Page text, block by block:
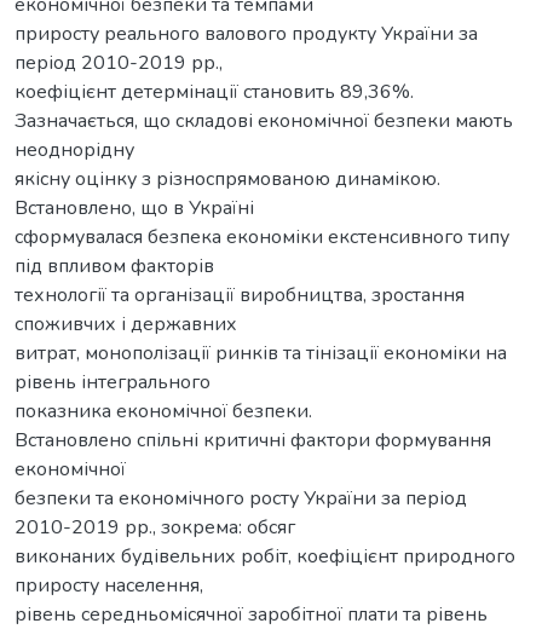
приросту реального валового продукту України за
період 2010-2019 рр.,
коефіцієнт детермінації становить 89,36%.
Зазначається, що складові економічної безпеки мають
неоднорідну
якісну оцінку з різноспрямованою динамікою.
Встановлено, що в Україні
сформувалася безпека економіки екстенсивного типу
під впливом факторів
технології та організації виробництва, зростання
споживчих і державних
витрат, монополізації ринків та тінізації економіки на
рівень інтегрального
показника економічної безпеки.
Встановлено спільні критичні фактори формування
економічної
безпеки та економічного росту України за період
2010-2019 рр., зокрема: обсяг
виконаних будівельних робіт, коефіцієнт природного
приросту населення,
рівень середньомісячної заробітної плати та рівень